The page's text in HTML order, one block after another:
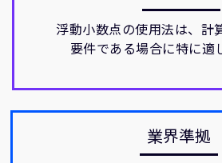
浮動小数点の使用法は、計
要件である場合に特に適
業界準拠